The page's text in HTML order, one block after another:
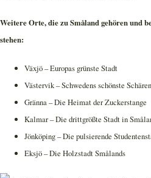
Weitere Orte, die zu Småland gehören und
stehen:
Växjö – Europas grünste Stadt
Västervik – Schwedens schönste
Gränna – Die Heimat der Zuckerstange
Kalmar – Die drittgrößte Stadt in
Jönköping – Die pulsierende
Eksjö – Die Holzstadt Smålands